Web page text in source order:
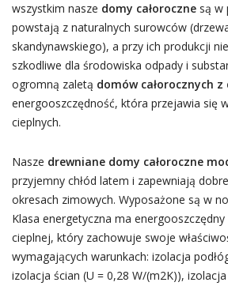
wszystkim nasze domy całorocznesą w
powstają z naturalnych surowców
skandynawskiego), a przy ich produkcji
szkodliwe dla środowiska odpady i
ogromną zaletą domów całorocznych z
energooszczędność, która przejawia się
cieplnych.
Nasze drewniane domy całoroczne
przyjemny chłód latem i zapewniają
okresach zimowych. Wyposażone są w
Klasa energetyczna ma
cieplnej, który zachowuje swoje
wymagających warunkach: izolacja
izolacja ścian (U = 0,28 W/(m2K)),